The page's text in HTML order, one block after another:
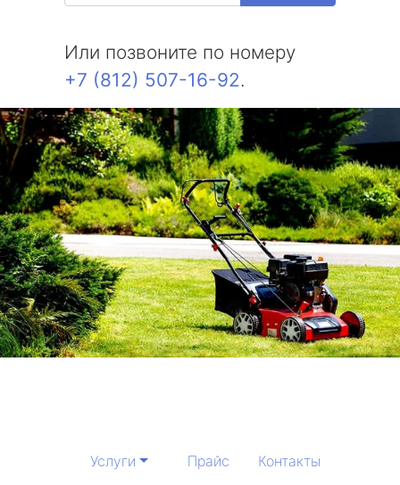
Или позвоните по номеру
+7 (812) 507-16-92.
Услуги Прайс Контакты